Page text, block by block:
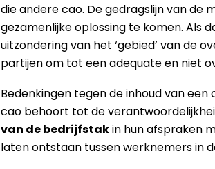
die andere cao. De gedragslijn van
gezamenlijke oplossing te komen. Als
uitzondering van het ‘gebied’ van de
partijen om tot een adequate en niet
Bedenkingen tegen de inhoud van
cao behoort tot de
van de bedrijfstakin hun afspraken
laten ontstaan tussen werknemers in